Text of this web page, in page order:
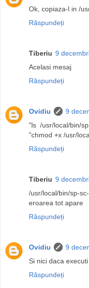
Ok, copiaza-l in /
Răspundeți
Tiberiu 9
Acelasi mesaj
Răspundeți
Ovidiu
9
"ls /usr/local/bin/
"chmod +x /usr/
Răspundeți
Tiberiu 9
/usr/local/bin/sp-
eroarea tot apare
Răspundeți
Ovidiu
9
Si nici daca
Răspundeți